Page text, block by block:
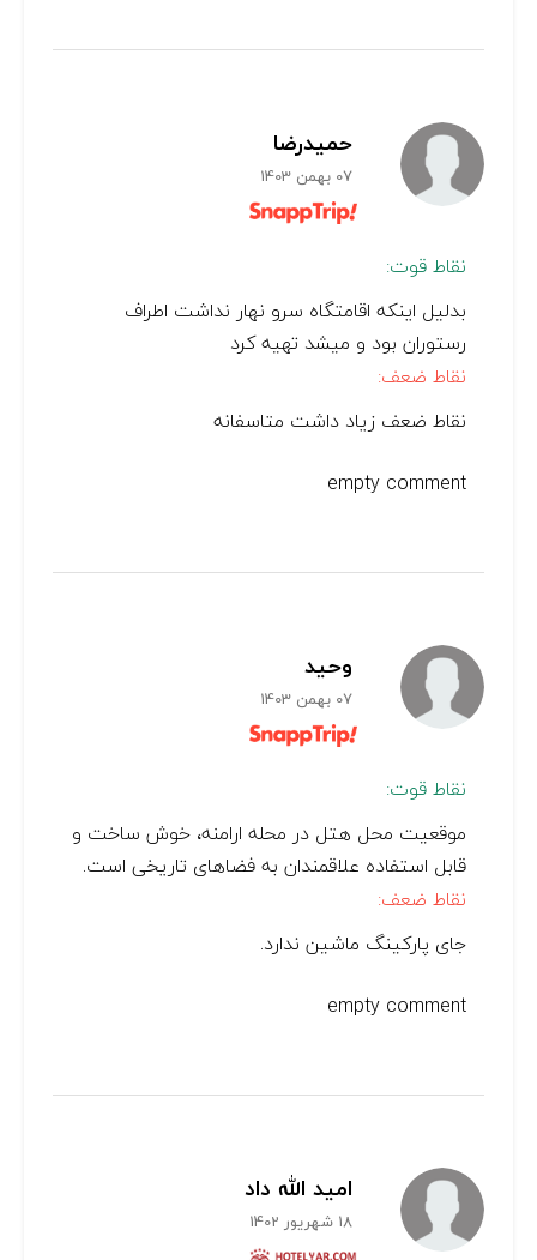
حميدرضا
07 بهمن 1403
نقاط قوت:
بدليل اينكه اقامتگاه سرو نهار نداشت اطراف
رستوران بود و ميشد تهيه كرد
نقاط ضعف:
نقاط ضعف زياد داشت متاسفانه
empty comment
وحید
07 بهمن 1403
نقاط قوت:
موقعیت محل هتل در محله ارامنه، خوش ساخت و
قابل استفاده علاقمندان به فضاهای تاریخی است.
نقاط ضعف:
جای پارکینگ ماشین ندارد.
empty comment
امید الله داد
18 شهریور 1402